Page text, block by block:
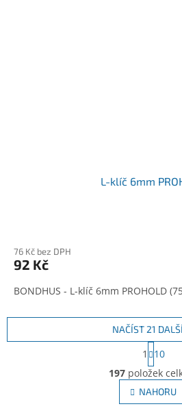
L-klíč 6mm
76 Kč bez DPH
92 Kč
BONDHUS - L-klíč 6mm PROHOLD
O
v
l
á
NAČÍST 21
S
t
r
á
n
k
1
10
197 položek
NAHORU